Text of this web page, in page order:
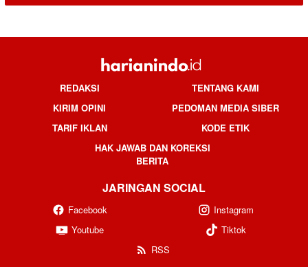
REDAKSI
TENTANG KAMI
KIRIM OPINI
PEDOMAN MEDIA SIBER
TARIF IKLAN
KODE ETIK
HAK JAWAB DAN KOREKSI
BERITA
JARINGAN SOCIAL
Facebook
Instagram
Youtube
Tiktok
RSS